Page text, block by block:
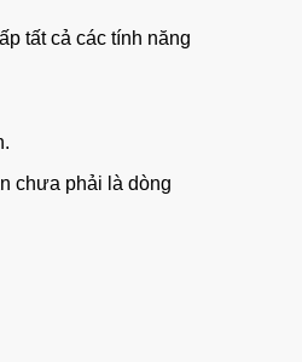
tất cả các tính năng
chưa phải là dòng